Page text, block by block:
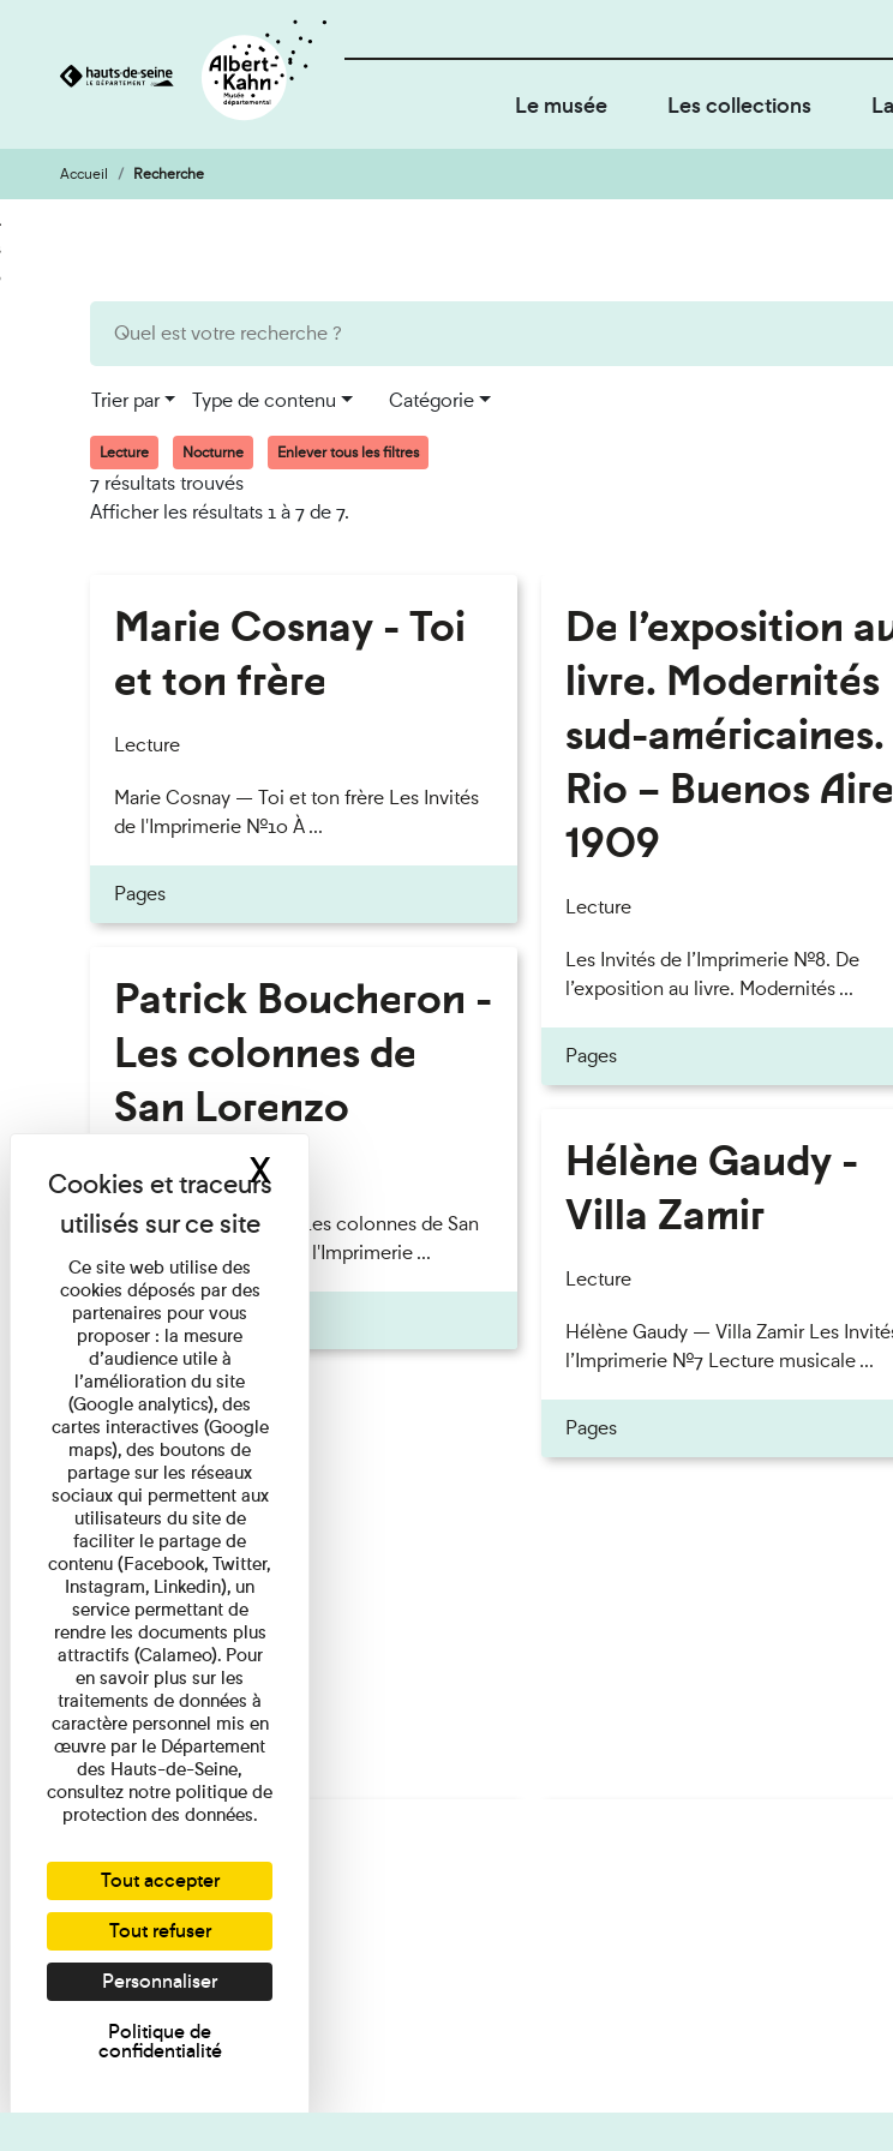
Aller
au
contenu
Aller
à
la
Le musée Les collections
Accueil Recherche
Trier par Type de contenu Catégorie
Lecture Nocturne Enlever tous les filtres
7 résultats trouvés
Afficher les résultats 1 à 7 de 7.
Marie Cosnay - Toi
et ton frère
Lecture
Marie Cosnay — Toi et ton frère Les Invités
de l'Imprimerie n°10 À ...
Pages
Patrick Boucheron -
Les colonnes de
San Lorenzo
Lecture
Patrick Boucheron — Les colonnes de San
Lorenzo Les Invités de l'Imprimerie ...
Pages
De l’exposition
livre. Modernités
sud-américaines.
Rio – Buenos
1909
Lecture
Les Invités de l’Imprimerie n°8. De
l’exposition au livre. Modernités ...
Pages
Hélène Gaudy -
Villa Zamir
Lecture
Hélène Gaudy — Villa Zamir Les
l’Imprimerie n°7 Lecture musicale ...
Pages
Ce site web utilise des
cookies déposés par des
partenaires pour vous
proposer : la mesure
d’audience utile à
l’amélioration du site
(Google analytics), des
cartes interactives (Google
maps), des boutons de
partage sur les réseaux
sociaux qui permettent aux
utilisateurs du site de
faciliter le partage de
contenu (Facebook, Twitter,
Instagram, Linkedin), un
service permettant de
rendre les documents plus
attractifs (Calameo). Pour
en savoir plus sur les
traitements de données à
caractère personnel mis en
œuvre par le Département
des Hauts-de-Seine,
consultez notre politique de
protection des données.
Tout accepter
Tout refuser
Personnaliser
Politique de
confidentialité
XMasquer le bandeau des cookies